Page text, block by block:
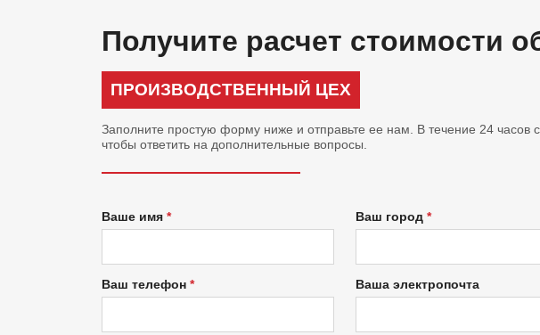
Получите расчет стоимости
ПРОИЗВОДСТВЕННЫЙ ЦЕХ
Заполните простую форму ниже и отправьте ее нам. В течение 24 часов
чтобы ответить на дополнительные вопросы.
Ваше имя Ваш город
Ваш телефон Ваша электропочта